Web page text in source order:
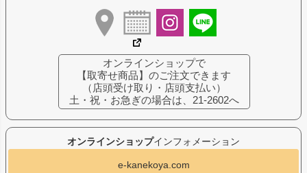
オンラインショップインフォメーション
e-kanekoya.com
オンラインショップで
【取寄せ商品】のご注文できます
（店頭受け取り・店頭支払い）
土・祝・お急ぎの場合は、21-2602へ